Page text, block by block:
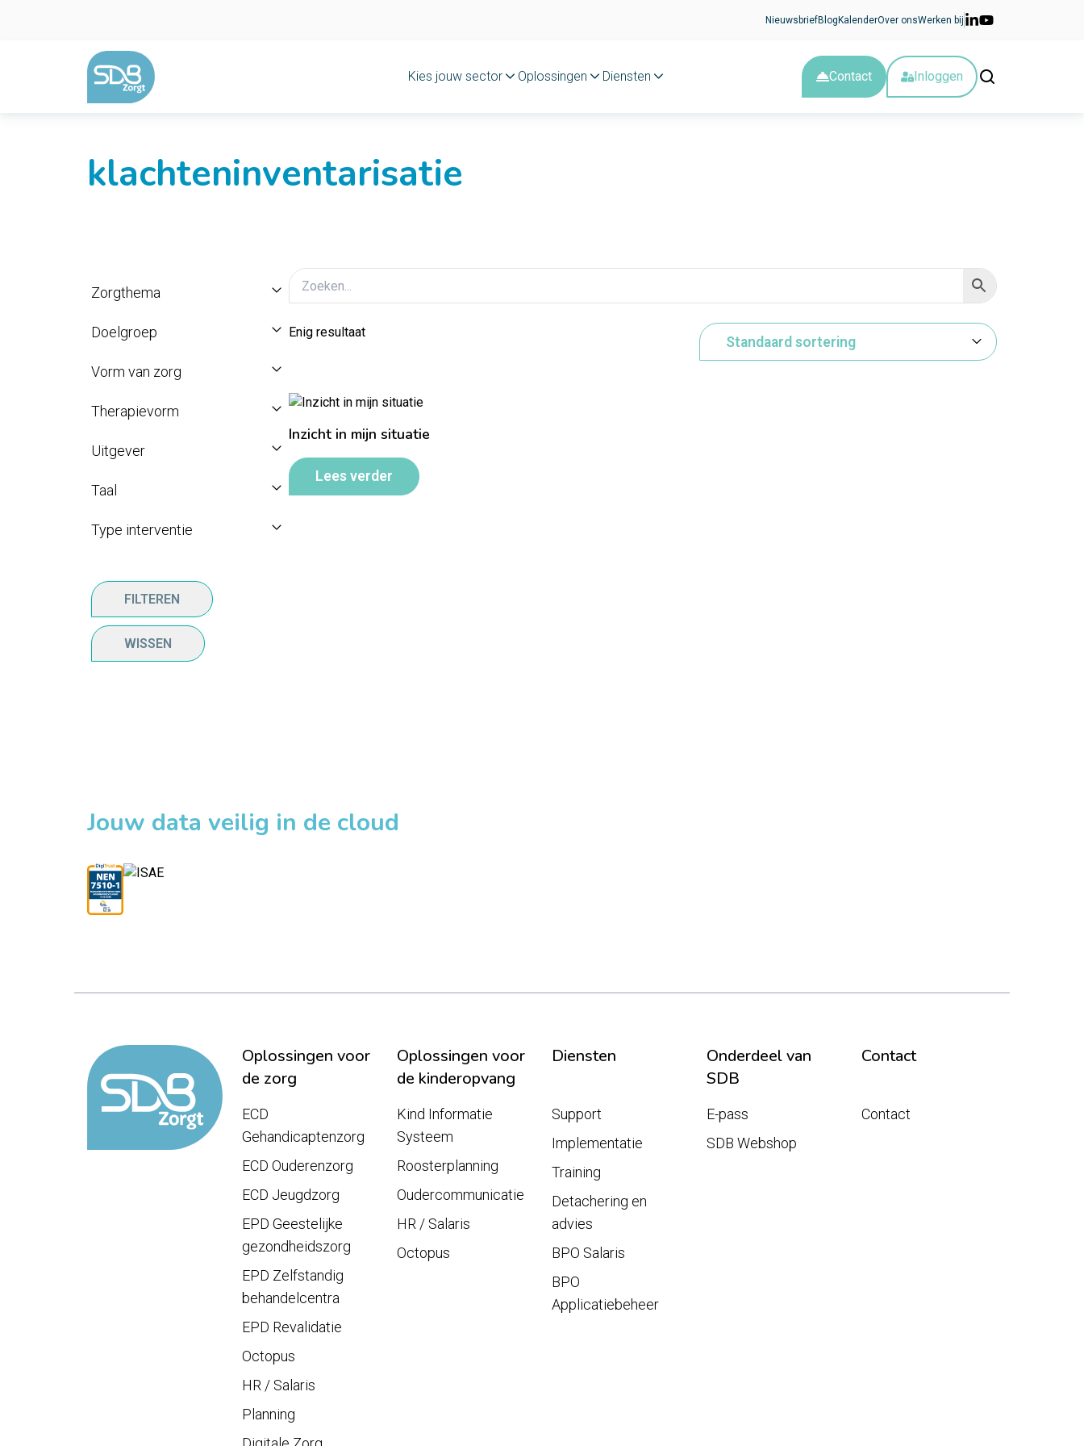
NieuwsbriefBlog KalenderOver onsWerken bij
Kies jouw sector Oplossingen Diensten Contact Inloggen
klachteninventarisatie
Zorgthema
Doelgroep
Vorm van zorg
Therapievorm
Uitgever
Taal
Type interventie
FILTEREN
WISSEN
Enig resultaat
Inzicht in mijn situatie
Lees verder
Jouw data veilig in de cloud
Oplossingen voor
de zorg
Oplossingen voor
de kinderopvang
Diensten
Onderdeel van
SDB
Contact
ECD
Gehandicaptenzorg
ECD Ouderenzorg
ECD Jeugdzorg
EPD Geestelijke
gezondheidszorg
EPD Zelfstandig
behandelcentra
EPD Revalidatie
Octopus
HR / Salaris
Planning
Kind Informatie
Systeem
Roosterplanning
Oudercommunicatie
HR / Salaris
Octopus
Support
Implementatie
Training
Detachering en
advies
BPO Salaris
BPO
Applicatiebeheer
E-pass
SDB Webshop
Contact